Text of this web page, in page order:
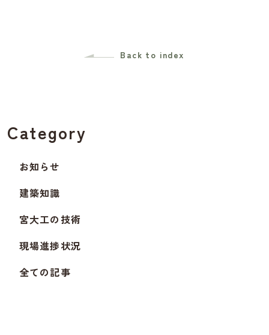
Back to index
Category
お知らせ
建築知識
宮大工の技術
現場進捗状況
全ての記事